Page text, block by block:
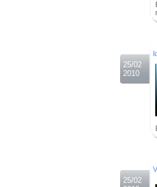
25/02
2010
25/02